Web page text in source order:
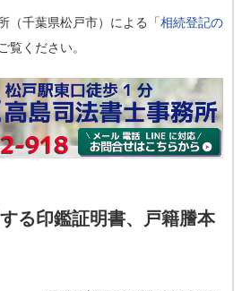
（千葉県松戸市）による「相続登記の
覧ください。
る印鑑証明書、戸籍謄本